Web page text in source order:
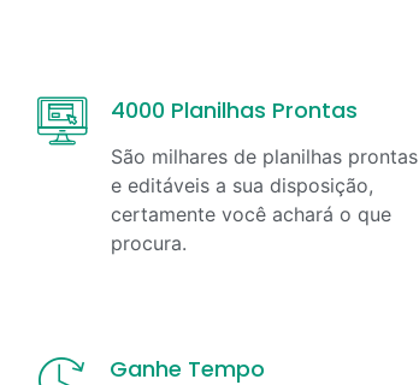
4000 Planilhas Prontas
São milhares de planilhas prontas
e editáveis a sua disposição,
certamente você achará o que
procura.
Ganhe Tempo